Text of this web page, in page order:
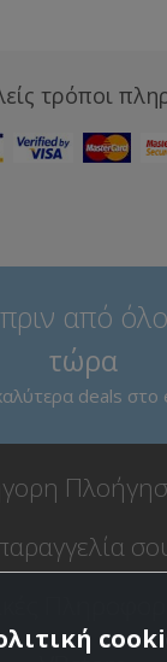
τρόποι
από
τώρα
deals στο